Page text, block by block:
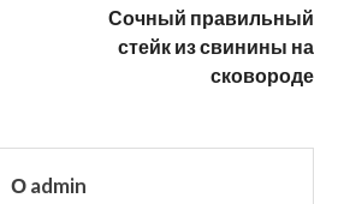
Сочный правильный
стейк из свинины на
сковороде
О admin